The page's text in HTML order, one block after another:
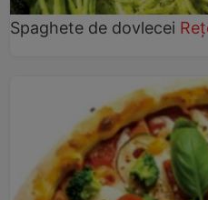
Spaghete de dovlecei